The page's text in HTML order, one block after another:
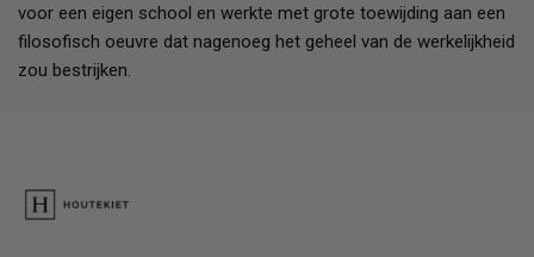
voor een eigen school en werkte met grote toewijding aan een
filosofisch oeuvre dat nagenoeg het geheel van de werkelijkheid
zou bestrijken.